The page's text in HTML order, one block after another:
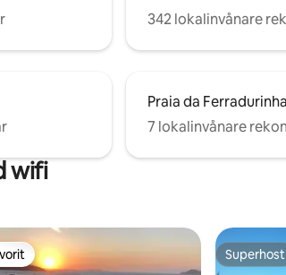
342 lokalinvånare
Praia da Ferradurinha
7 lokalinvånare
wifi
Superhost
Superhost